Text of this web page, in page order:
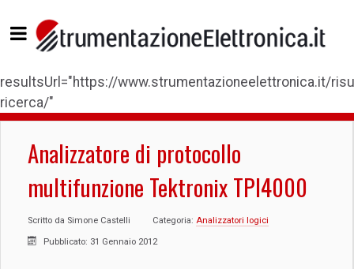
resultsUrl="https://www.strumentazioneelettronica.it/
ricerca/"
Analizzatore di protocollo
multifunzione Tektronix TPI4000
Scritto da Simone Castelli Categoria: Analizzatori logici
Pubblicato: 31 Gennaio 2012